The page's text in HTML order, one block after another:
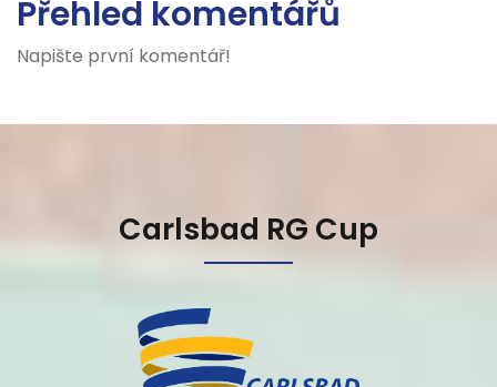
Přehled komentářů
Napište první komentář!
Carlsbad RG Cup